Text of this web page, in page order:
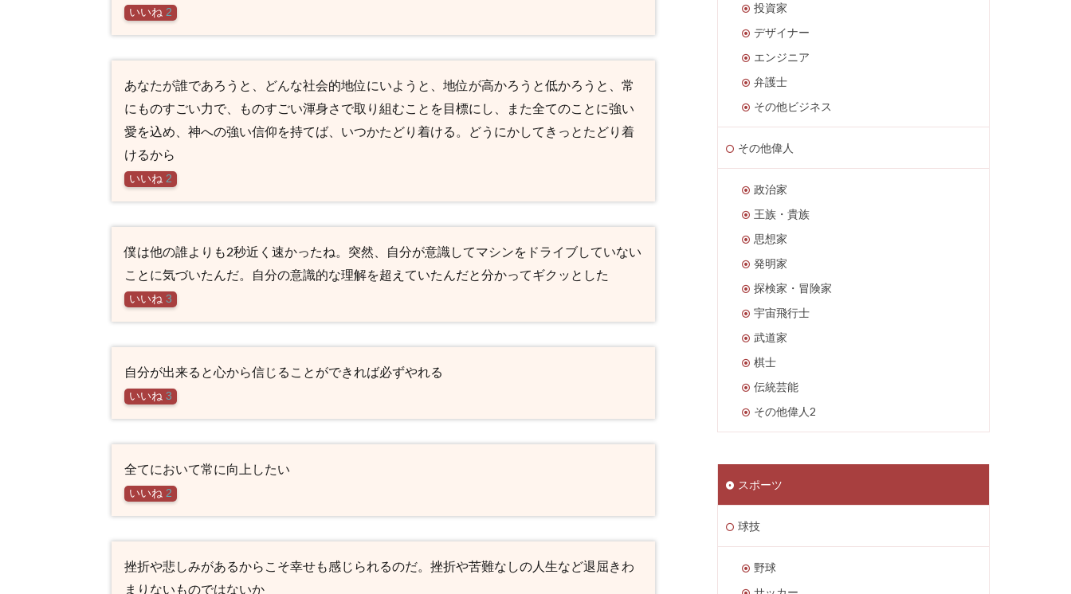
いいね 2
あなたが誰であろうと、どんな社会的地位にいようと、地位が高かろうと低かろうと、常
にものすごい力で、ものすごい渾身さで取り組むことを目標にし、また全てのことに強い
愛を込め、神への強い信仰を持てば、いつかたどり着ける。どうにかしてきっとたどり着
けるから
いいね 2
僕は他の誰よりも2秒近く速かったね。突然、自分が意識してマシンをドライブしていない
ことに気づいたんだ。自分の意識的な理解を超えていたんだと分かってギクッとした
いいね 3
自分が出来ると心から信じることができれば必ずやれる
いいね 3
全てにおいて常に向上したい
いいね 2
挫折や悲しみがあるからこそ幸せも感じられるのだ。挫折や苦難なしの人生など退屈きわ
まりないものではないか
投資家
デザイナー
エンジニア
弁護士
その他ビジネス
その他偉人
政治家
王族・貴族
思想家
発明家
探検家・冒険家
宇宙飛行士
武道家
棋士
伝統芸能
その他偉人2
スポーツ
球技
野球